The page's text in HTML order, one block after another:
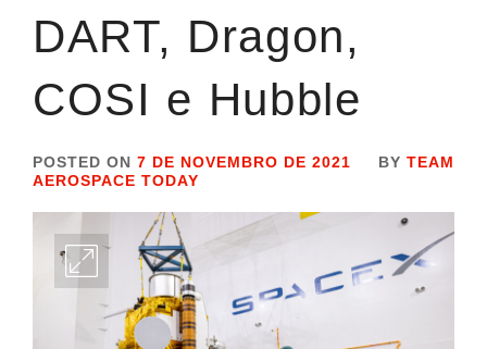
DART, Dragon,
COSI e Hubble
POSTED ON 7 DE NOVEMBRO DE 2021 BY TEAM
AEROSPACE TODAY